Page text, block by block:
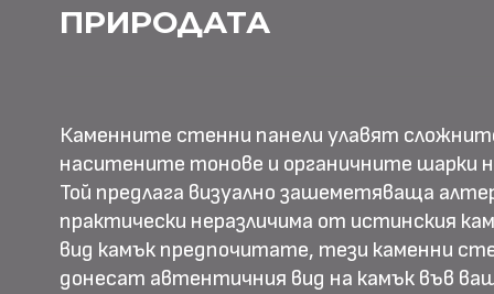
ПРИРОДАТА
Каменните стенни панели улавят
наситените тонове и органичните шарки
Той предлага визуално зашеметяваща
практически неразличима от истинския
вид камък предпочитате, тези каменни
донесат автентичния вид на камък във